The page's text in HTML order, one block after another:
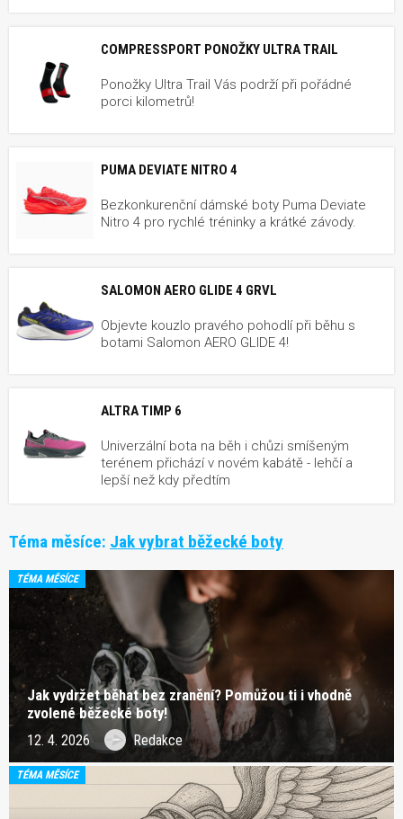
COMPRESSPORT PONOŽKY ULTRA TRAIL
Ponožky Ultra Trail Vás podrží při pořádné
porci kilometrů!
PUMA DEVIATE NITRO 4
Bezkonkurenční dámské boty Puma Deviate
Nitro 4 pro rychlé tréninky a krátké závody.
SALOMON AERO GLIDE 4 GRVL
Objevte kouzlo pravého pohodlí při běhu s
botami Salomon AERO GLIDE 4!
ALTRA TIMP 6
Univerzální bota na běh i chůzi smíšeným
terénem přichází v novém kabátě - lehčí a
lepší než kdy předtím
Téma měsíce: Jak vybrat běžecké boty
TÉMA MĚSÍCE
Jak vydržet běhat bez zranění? Pomůžou ti i vhodně
zvolené běžecké boty!
12. 4. 2026 Redakce
TÉMA MĚSÍCE